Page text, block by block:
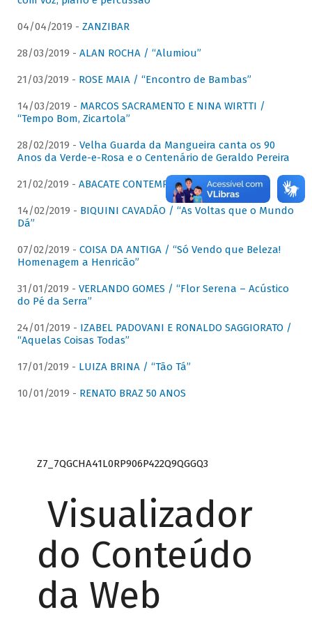
04/04/2019 - ZANZIBAR
28/03/2019 - ALAN ROCHA / “Alumiou”
21/03/2019 - ROSE MAIA / “Encontro de Bambas”
14/03/2019 - MARCOS SACRAMENTO E NINA WIRTTI /
“Tempo Bom, Zicartola”
28/02/2019 - Velha Guarda da Mangueira canta os 90
Anos da Verde-e-Rosa e o Centenário de Geraldo Pereira
21/02/2019 - ABACATE CONTEMPORÂNEO
14/02/2019 - BIQUINI CAVADÃO / “As Voltas que o Mundo
Dá”
07/02/2019 - COISA DA ANTIGA / “Só Vendo que Beleza!
Homenagem a Henricão”
31/01/2019 - VERLANDO GOMES / “Flor Serena – Acústico
do Pé da Serra”
24/01/2019 - IZABEL PADOVANI E RONALDO SAGGIORATO /
“Aquelas Coisas Todas”
17/01/2019 - LUIZA BRINA / “Tão Tá”
10/01/2019 - RENATO BRAZ 50 ANOS
Z7_7QGCHA41L0RP906P422Q9QGGQ3
Visualizador
do Conteúdo
da Web